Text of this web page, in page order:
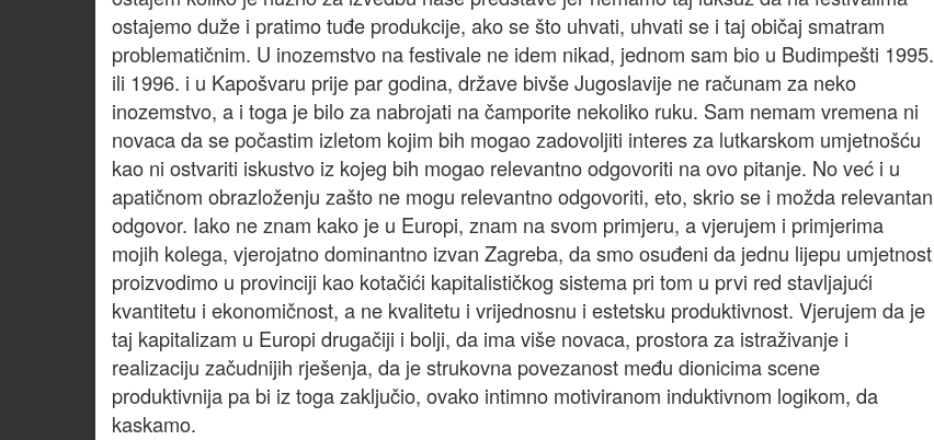
ostajemo duže i pratimo tuđe produkcije, ako se što uhvati, uhvati se i taj običaj smatram
problematičnim. U inozemstvo na festivale ne idem nikad, jednom sam bio u Budimpešti 1995.
ili 1996. i u Kapošvaru prije par godina, države bivše Jugoslavije ne računam za neko
inozemstvo, a i toga je bilo za nabrojati na čamporite nekoliko ruku. Sam nemam vremena ni
novaca da se počastim izletom kojim bih mogao zadovoljiti interes za lutkarskom umjetnošću
kao ni ostvariti iskustvo iz kojeg bih mogao relevantno odgovoriti na ovo pitanje. No već i u
apatičnom obrazloženju zašto ne mogu relevantno odgovoriti, eto, skrio se i možda relevantan
odgovor. Iako ne znam kako je u Europi, znam na svom primjeru, a vjerujem i primjerima
mojih kolega, vjerojatno dominantno izvan Zagreba, da smo osuđeni da jednu lijepu umjetnost
proizvodimo u provinciji kao kotačići kapitalističkog sistema pri tom u prvi red stavljajući
kvantitetu i ekonomičnost, a ne kvalitetu i vrijednosnu i estetsku produktivnost. Vjerujem da je
taj kapitalizam u Europi drugačiji i bolji, da ima više novaca, prostora za istraživanje i
realizaciju začudnijih rješenja, da je strukovna povezanost među dionicima scene
produktivnija pa bi iz toga zaključio, ovako intimno motiviranom induktivnom logikom, da
kaskamo.